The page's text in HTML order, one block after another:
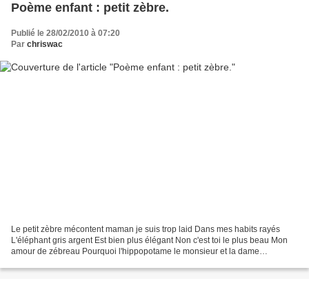
Poème enfant : petit zèbre.
Publié le 28/02/2010 à 07:20
Par chriswac
Le petit zèbre mécontent maman je suis trop laid Dans mes habits rayés
L'éléphant gris argent Est bien plus élégant Non c'est toi le plus beau Mon
amour de zébreau Pourquoi l'hippopotame le monsieur et la dame